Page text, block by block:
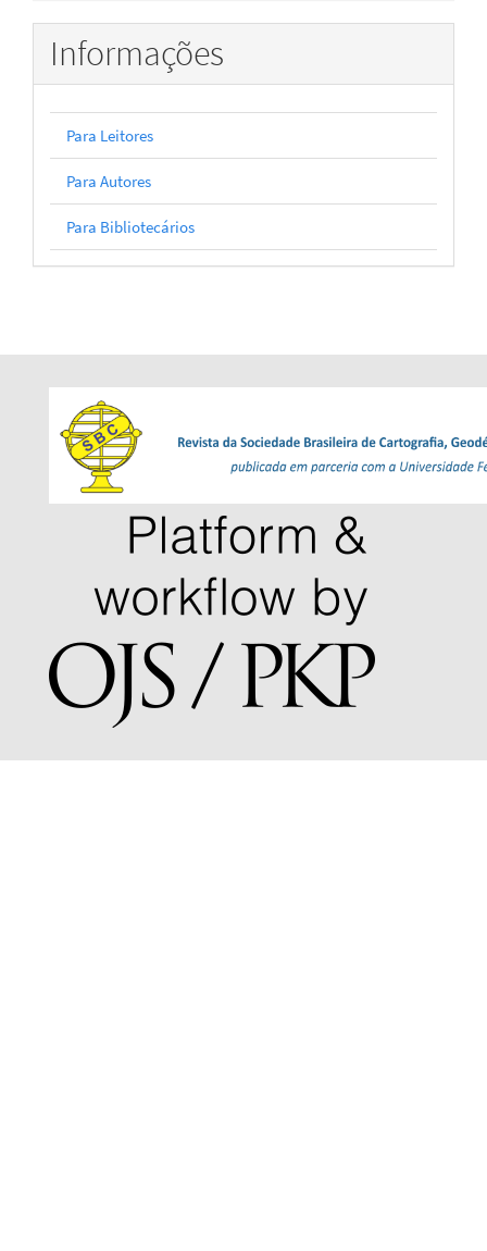
Informações
Para Leitores
Para Autores
Para Bibliotecários